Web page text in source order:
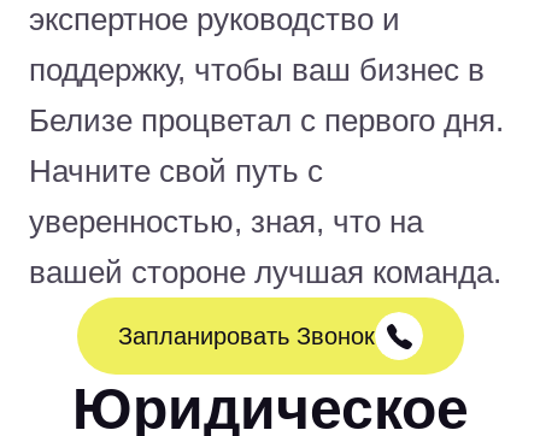
экспертное руководство и
поддержку, чтобы ваш бизнес в
Белизе процветал с первого дня.
Начните свой путь с
уверенностью, зная, что на
вашей стороне лучшая команда.
Запланировать Звонок
Юридическое